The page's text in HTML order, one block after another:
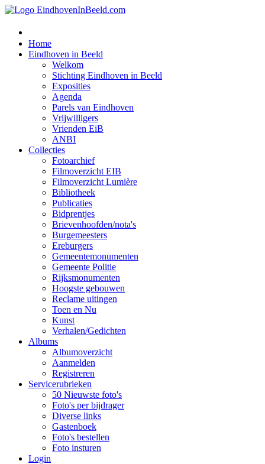
Home
Eindhoven in Beeld
Welkom
Stichting Eindhoven in Beeld
Exposities
Agenda
Parels van Eindhoven
Vrijwilligers
Vrienden EiB
ANBI
Collecties
Fotoarchief
Filmoverzicht EIB
Filmoverzicht Lumière
Bibliotheek
Publicaties
Bidprentjes
Brievenhoofden/nota's
Burgemeesters
Ereburgers
Gemeentemonumenten
Gemeente Politie
Rijksmonumenten
Hoogste gebouwen
Reclame uitingen
Toen en Nu
Kunst
Verhalen/Gedichten
Albums
Albumoverzicht
Aanmelden
Registreren
Servicerubrieken
50 Nieuwste foto's
Foto's per bijdrager
Diverse links
Gastenboek
Foto's bestellen
Foto insturen
Login